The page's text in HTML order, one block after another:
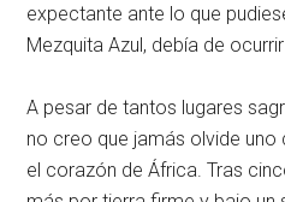
expectante ante lo que
Mezquita Azul, debía de
A pesar de tantos lugares
no creo que jamás olvide
el corazón de África. Tras